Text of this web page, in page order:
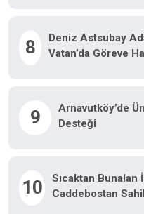
8
Deniz Astsubay
Vatan’da Göreve
9
Arnavutköy’de
Desteği
10
Sıcaktan
Caddebostan